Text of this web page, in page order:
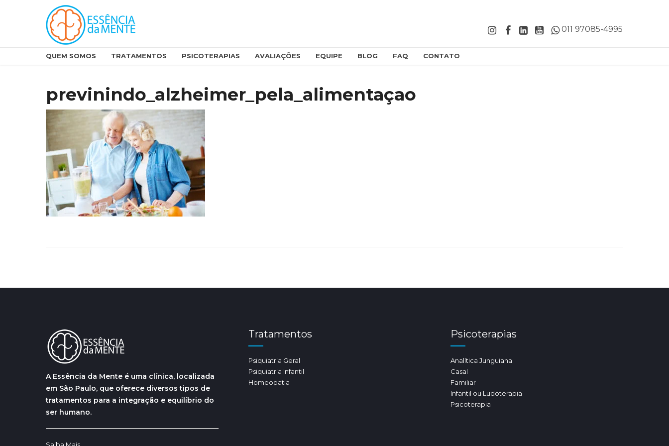
011 97085-4995
QUEM SOMOS TRATAMENTOS PSICOTERAPIAS AVALIAÇÕES EQUIPE BLOG FAQ CONTATO
previnindo_alzheimer_pela_alimentaçao
A Essência da Mente é uma clínica, localizada
em São Paulo, que oferece diversos tipos de
tratamentos para a integração e equilíbrio do
ser humano.
Tratamentos
Psiquiatria Geral
Psiquiatria Infantil
Homeopatia
Psicoterapias
Analítica Junguiana
Casal
Familiar
Infantil ou Ludoterapia
Psicoterapia